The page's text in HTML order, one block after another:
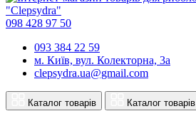
098 428 97 50
093 384 22 59
м. Київ, вул. Колекторна, 3а
clepsydra.ua@gmail.com
Каталог товарів Каталог товарів